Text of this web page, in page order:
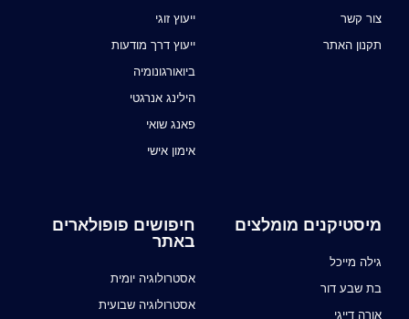
צור קשר
תקנון האתר
ייעוץ זוגי
ייעוץ דרך מודעות
ביואורגונומיה
הילינג אנרגטי
פאנג שואי
אימון אישי
מיסטיקנים מומלצים
גילה מייכל
בת שבע דור
אורה דייגי
חיפושים פופולארים
באתר
אסטרולוגיה יומית
אסטרולוגיה שבועית